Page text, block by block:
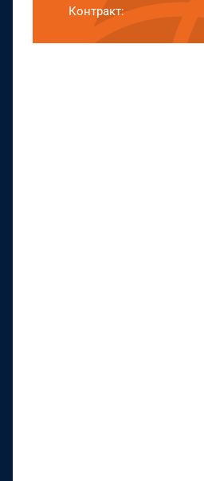
Контракт: